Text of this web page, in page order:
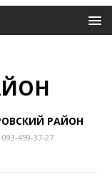
РАЙОН
459-37-27